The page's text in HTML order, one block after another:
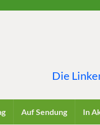
Die
Auf Sendung In